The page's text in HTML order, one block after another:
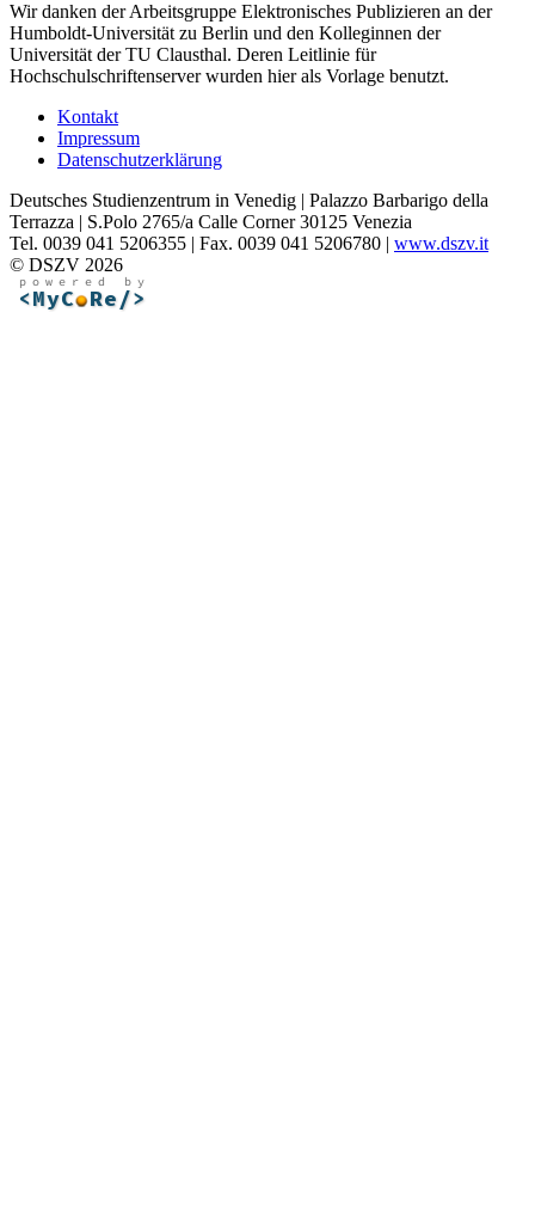
Wir danken der Arbeitsgruppe Elektronisches Publizieren an der
Humboldt-Universität zu Berlin und den Kolleginnen der
Universität der TU Clausthal. Deren Leitlinie für
Hochschulschriftenserver wurden hier als Vorlage benutzt.
Kontakt
Impressum
Datenschutzerklärung
Deutsches Studienzentrum in Venedig | Palazzo Barbarigo della
Terrazza | S.Polo 2765/a Calle Corner 30125 Venezia
Tel. 0039 041 5206355 | Fax. 0039 041 5206780 | www.dszv.it
© DSZV 2026